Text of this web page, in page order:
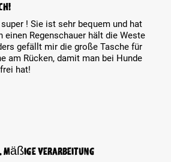
! Sie ist sehr bequem und hat
einen Regenschauer hält die Weste
gefällt mir die große Tasche für
am Rücken, damit man bei Hunde
hat!
Mäßige Verarbeitung